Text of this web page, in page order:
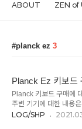
ABOUT ZEN of
planck ez 3
Planck Ez 키보드
Planck 키보드 구매에
주변 기기에 대한 내용
그들 가운데에는 ‘만년
LOG/SHP